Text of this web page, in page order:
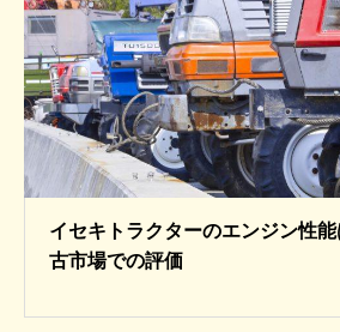
イセキトラクターのエンジン性
古市場での評価